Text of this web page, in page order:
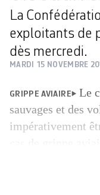
La
exploitants de
dès mercredi.
MARDI 15 NOVEMBRE
GRIPPE AVIAIRE
Le
sauvages et des
impérativement